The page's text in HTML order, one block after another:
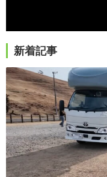
新着記事